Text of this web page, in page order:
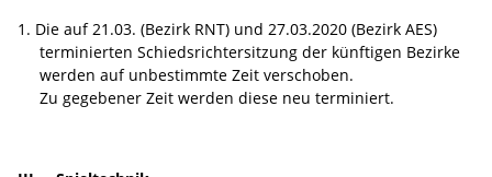
Die auf 21.03. (Bezirk RNT) und 27.03.2020 (Bezirk AES)
terminierten Schiedsrichtersitzung der künftigen Bezirke
werden auf unbestimmte Zeit verschoben.
Zu gegebener Zeit werden diese neu terminiert.